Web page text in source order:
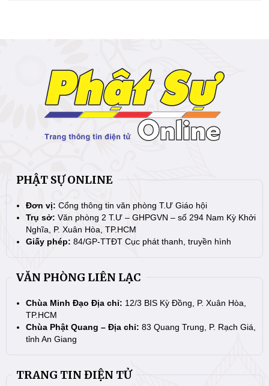
PHẬT SỰ ONLINE
Đơn vị: Cổng thông tin văn phòng T.Ư Giáo hội
Trụ sở: Văn phòng 2 T.Ư – GHPGVN – số 294 Nam Kỳ Khởi
Nghĩa, P. Xuân Hòa, TP.HCM
Giấy phép: 84/GP-TTĐT Cục phát thanh, truyền hình
VĂN PHÒNG LIÊN LẠC
Chùa Minh Đạo Địa chỉ: 12/3 BIS Kỳ Đồng, P. Xuân Hòa,
TP.HCM
Chùa Phật Quang – Địa chỉ: 83 Quang Trung, P. Rạch Giá,
tỉnh An Giang
TRANG TIN ĐIỆN TỬ